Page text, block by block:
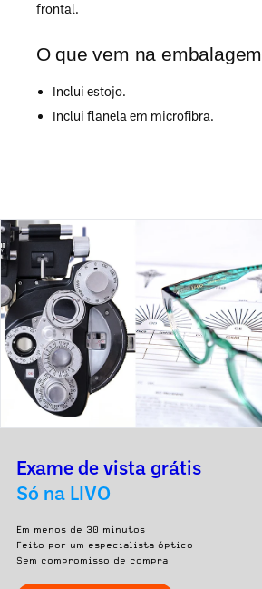
frontal.
O que vem na embalagem
Inclui estojo.
Inclui flanela em microfibra.
Exame de vista grátis
Só na LIVO
Em menos de 30 minutos
Feito por um especialista óptico
Sem compromisso de compra